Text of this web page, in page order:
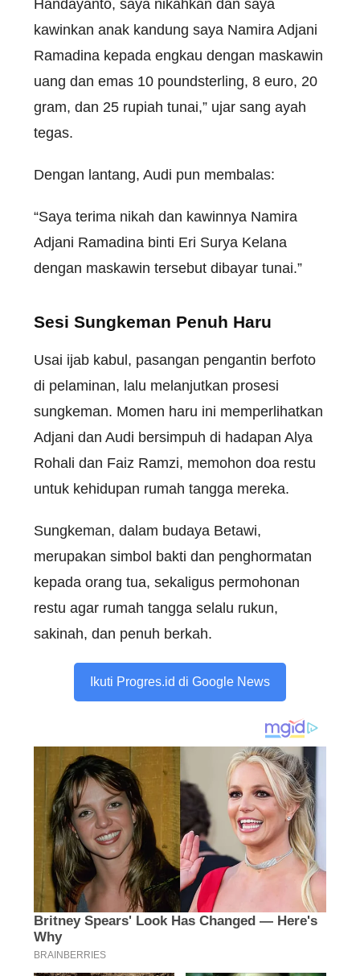
Handayanto, saya nikahkan dan saya
kawinkan anak kandung saya Namira Adjani
Ramadina kepada engkau dengan maskawin
uang dan emas 10 poundsterling, 8 euro, 20
gram, dan 25 rupiah tunai,” ujar sang ayah
tegas.
Dengan lantang, Audi pun membalas:
“Saya terima nikah dan kawinnya Namira
Adjani Ramadina binti Eri Surya Kelana
dengan maskawin tersebut dibayar tunai.”
Sesi Sungkeman Penuh Haru
Usai ijab kabul, pasangan pengantin berfoto
di pelaminan, lalu melanjutkan prosesi
sungkeman. Momen haru ini memperlihatkan
Adjani dan Audi bersimpuh di hadapan Alya
Rohali dan Faiz Ramzi, memohon doa restu
untuk kehidupan rumah tangga mereka.
Sungkeman, dalam budaya Betawi,
merupakan simbol bakti dan penghormatan
kepada orang tua, sekaligus permohonan
restu agar rumah tangga selalu rukun,
sakinah, dan penuh berkah.
Ikuti Progres.id di Google News